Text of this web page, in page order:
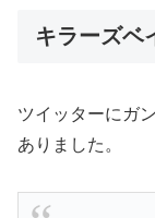
キラーズベ
ツイッターにガ
ありました。